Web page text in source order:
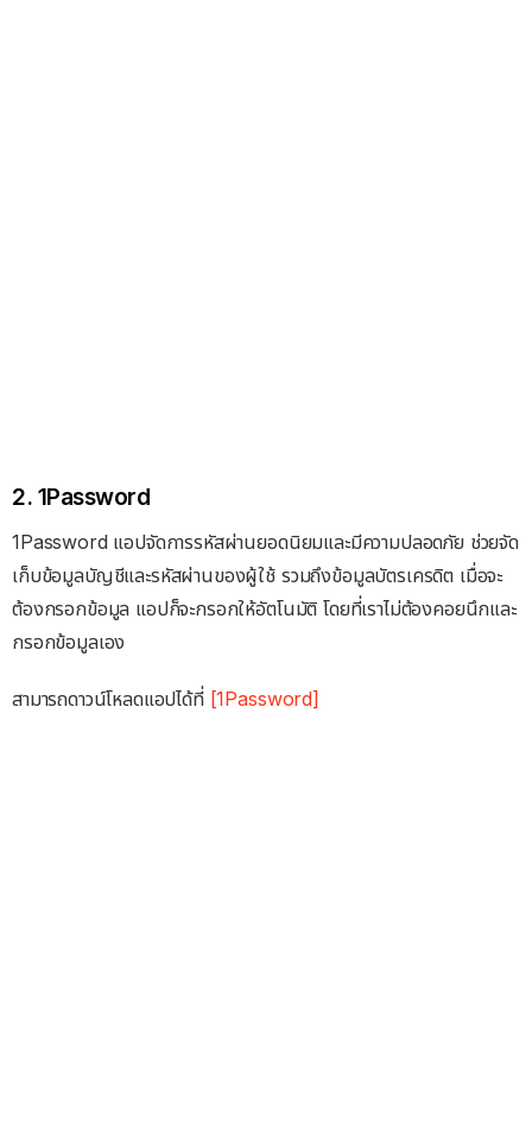
2. 1Password
1Password แอปจัดการรหัสผ่านยอดนิยมและมีความปลอดภัย ช่วยจัด
เก็บข้อมูลบัญชีและรหัสผ่านของผู้ใช้ รวมถึงข้อมูลบัตรเครดิต เมื่อจะ
ต้องกรอกข้อมูล แอปก็จะกรอกให้อัตโนมัติ โดยที่เราไม่ต้องคอยนึกและ
กรอกข้อมูลเอง
สามารถดาวน์โหลดแอปได้ที่ [1Password]